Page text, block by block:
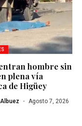
hombre sin
plena vía
de Higüey
Agosto 7, 2026